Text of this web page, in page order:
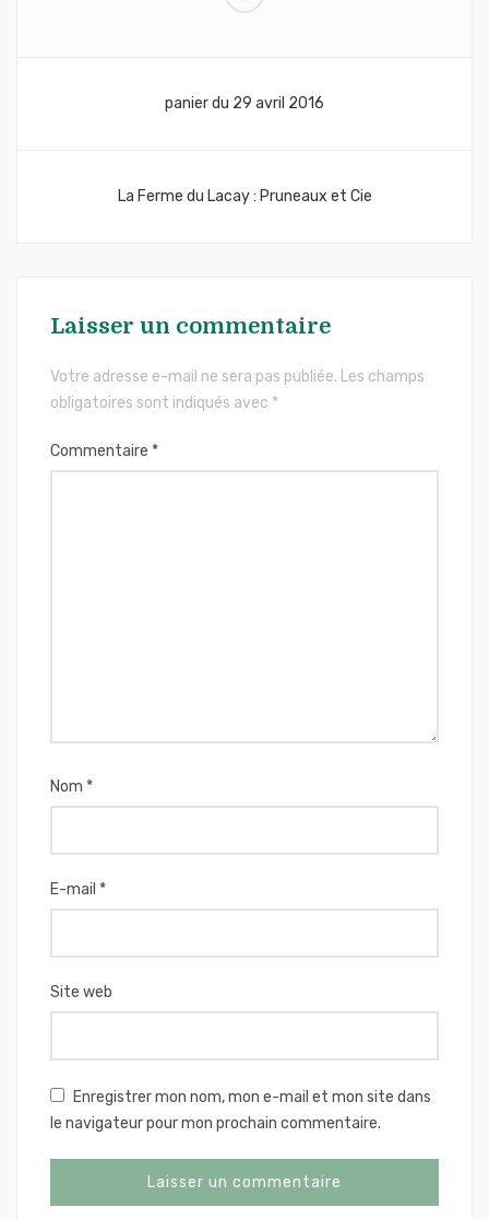
panier du 29 avril 2016
La Ferme du Lacay : Pruneaux et Cie
Laisser un commentaire
Votre adresse e-mail ne sera pas publiée. Les champs
obligatoires sont indiqués avec *
Commentaire *
Nom *
E-mail *
Site web
Enregistrer mon nom, mon e-mail et mon site dans
le navigateur pour mon prochain commentaire.